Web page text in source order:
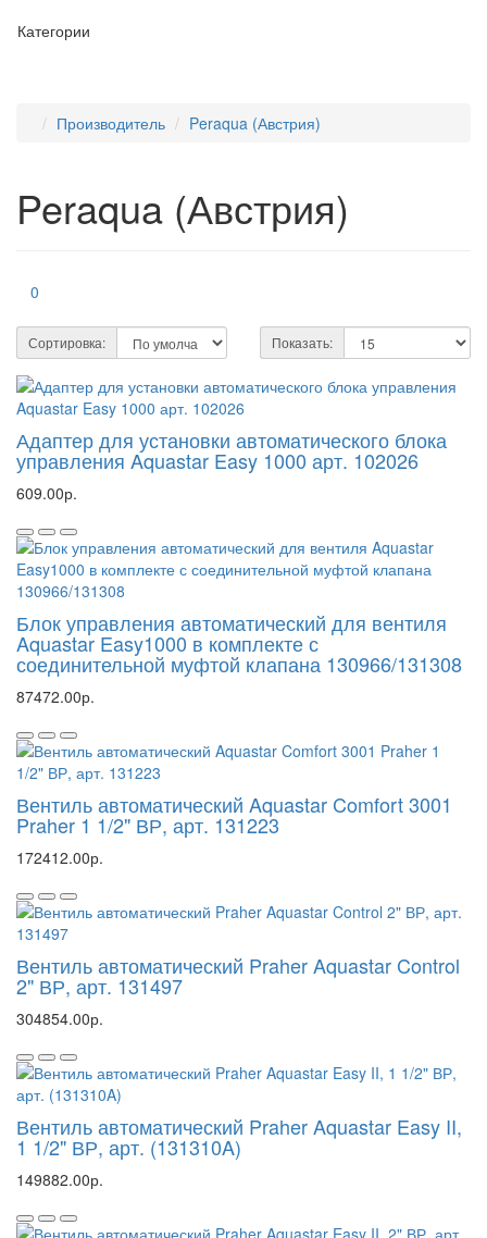
Категории
Производитель Peraqua (Австрия)
Peraqua (Австрия)
0
Сортировка: Показать:
Адаптер для установки автоматического блока
управления Aquastar Easy 1000 арт. 102026
609.00р.
Блок управления автоматический для вентиля
Aquastar Easy1000 в комплекте с
соединительной муфтой клапана 130966/131308
87472.00р.
Вентиль автоматический Aquastar Comfort 3001
Praher 1 1/2" ВР, арт. 131223
172412.00р.
Вентиль автоматический Praher Aquastar Control
2" ВР, арт. 131497
304854.00р.
Вентиль автоматический Praher Aquastar Easy II,
1 1/2" ВР, арт. (131310A)
149882.00р.